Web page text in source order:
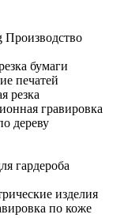
Производство
бумаги
печатей
резка
гравировка
дереву
гардероба
изделия
по коже